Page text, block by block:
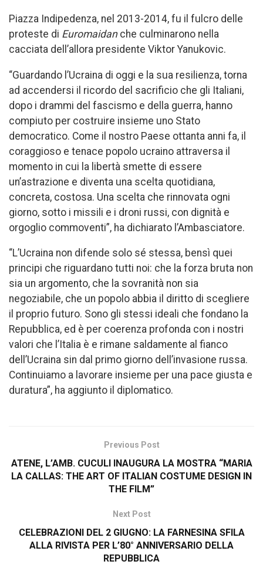
Piazza Indipedenza, nel 2013-2014, fu il fulcro delle
proteste di Euromaidanche culminarono nella
cacciata dell’allora presidente Viktor Yanukovic.
“Guardando l’Ucraina di oggi e la sua resilienza, torna
ad accendersi il ricordo del sacrificio che gli Italiani,
dopo i drammi del fascismo e della guerra, hanno
compiuto per costruire insieme uno Stato
democratico. Come il nostro Paese ottanta anni fa, il
coraggioso e tenace popolo ucraino attraversa il
momento in cui la libertà smette di essere
un’astrazione e diventa una scelta quotidiana,
concreta, costosa. Una scelta che rinnovata ogni
giorno, sotto i missili e i droni russi, con dignità e
orgoglio commoventi”, ha dichiarato l’Ambasciatore.
“L’Ucraina non difende solo sé stessa, bensì quei
principi che riguardano tutti noi: che la forza bruta non
sia un argomento, che la sovranità non sia
negoziabile, che un popolo abbia il diritto di scegliere
il proprio futuro. Sono gli stessi ideali che fondano la
Repubblica, ed è per coerenza profonda con i nostri
valori che l’Italia è e rimane saldamente al fianco
dell’Ucraina sin dal primo giorno dell’invasione russa.
Continuiamo a lavorare insieme per una pace giusta e
duratura”, ha aggiunto il diplomatico.
Previous Post
ATENE, L’AMB. CUCULI INAUGURA LA MOSTRA “MARIA
LA CALLAS: THE ART OF ITALIAN COSTUME DESIGN IN
THE FILM”
Next Post
CELEBRAZIONI DEL 2 GIUGNO: LA FARNESINA SFILA
ALLA RIVISTA PER L’80° ANNIVERSARIO DELLA
REPUBBLICA